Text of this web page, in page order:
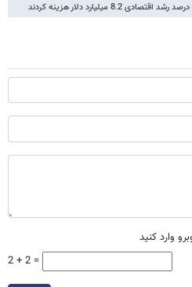
میلیارد دلار هزینه کردند
وارد کنید
2 + 2 =